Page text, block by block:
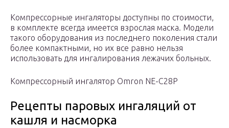
Компрессорные ингаляторы доступны по стоимости,
в комплекте всегда имеется взрослая маска. Модели
такого оборудования из последнего поколения стали
более компактными, но их все равно нельзя
использовать для ингалирования лежачих больных.
Компрессорный ингалятор Omron NE-C28P
Рецепты паровых ингаляций от
кашля и насморка